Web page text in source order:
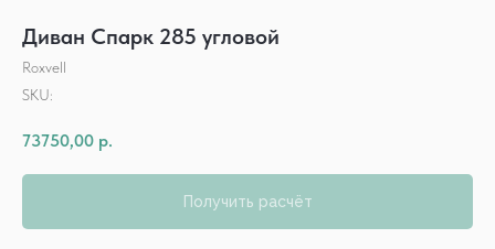
Диван Спарк 285 угловой
Roxvell
SKU:
73750,00 р.
Получить расчёт